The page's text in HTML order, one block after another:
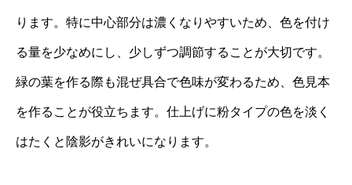
ります。特に中心部分は濃くなりやすいため、色を付け
る量を少なめにし、少しずつ調節することが大切です。
緑の葉を作る際も混ぜ具合で色味が変わるため、色見本
を作ることが役立ちます。仕上げに粉タイプの色を淡く
はたくと陰影がきれいになります。